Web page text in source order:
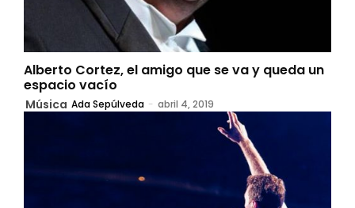
Alberto Cortez, el amigo que se va y queda un
espacio vacío
Música Ada Sepúlveda - abril 4, 2019